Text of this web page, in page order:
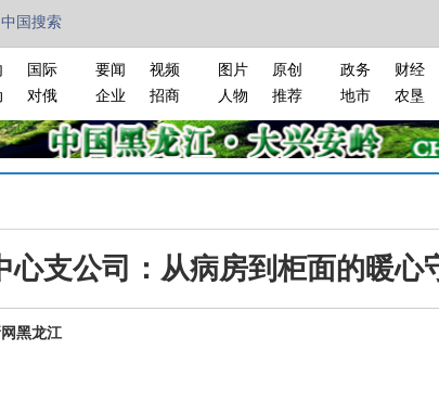
中国搜索
国际
对俄
要闻
视频
企业
招商
图片
原创
人物
推荐
政务
财经
地市
农垦
心支公司：从病房到柜面的暖心
黑龙江